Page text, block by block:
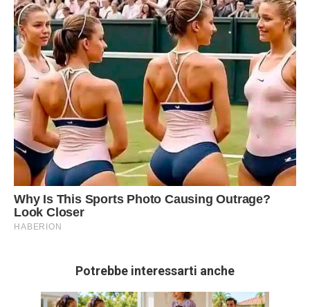
Potrebbe interessarti anche